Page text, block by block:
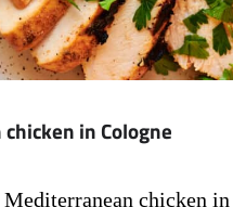
in Cologne
chicken in